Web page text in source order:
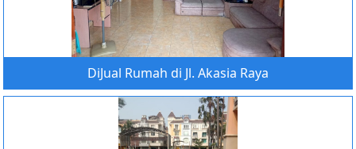
DiJual Rumah di Jl. Akasia Raya